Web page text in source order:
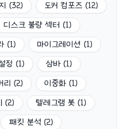
(32) 도커 컴포즈 (12)
디스크 불량 섹터 (1)
(1) 마이그레이션 (1)
정 (1) 삼바 (1)
리 (2) 이중화 (1)
(2) 텔레그램 봇 (1)
패킷 분석 (2)